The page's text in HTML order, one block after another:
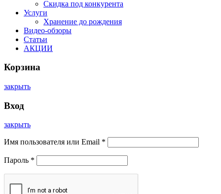
Скидка под конкурента
Услуги
Хранение до рождения
Видео-обзоры
Статьи
АКЦИИ
Корзина
закрыть
Вход
закрыть
Имя пользователя или Email *
Пароль *